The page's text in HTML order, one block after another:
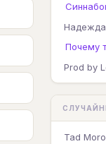
Почему
Prod by
Tad